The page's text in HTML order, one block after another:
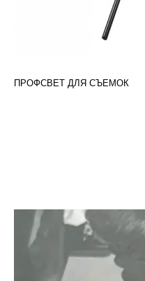
ПРОФСВЕТ ДЛЯ СЪЕМОК